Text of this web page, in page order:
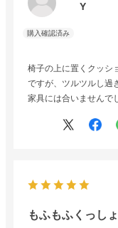
Y
椅子の上に置くクッシ
ですが、ツルツルし過
家具には合いませんで
もふもふくっし